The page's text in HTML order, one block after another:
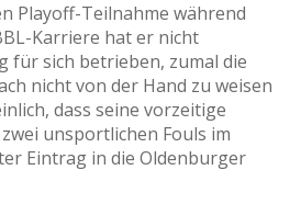
Playoff-Teilnahme während
Karriere hat er nicht
für sich betrieben, zumal die
nicht von der Hand zu weisen
dass seine vorzeitige
unsportlichen Fouls im
Eintrag in die Oldenburger